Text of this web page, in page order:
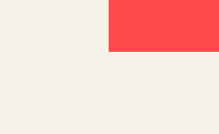
事就大打出手，酿成团伙
2.个性和心理发展有缺陷
与高职教育不同，中职教